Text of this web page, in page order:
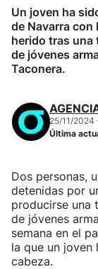
Un joven ha
de Navarra con
herido tras
de jóvenes
Taconera.
25/11/2024
Última
Dos personas,
detenidas por
producirse una
de jóvenes
semana en el
la que un joven
cabeza.